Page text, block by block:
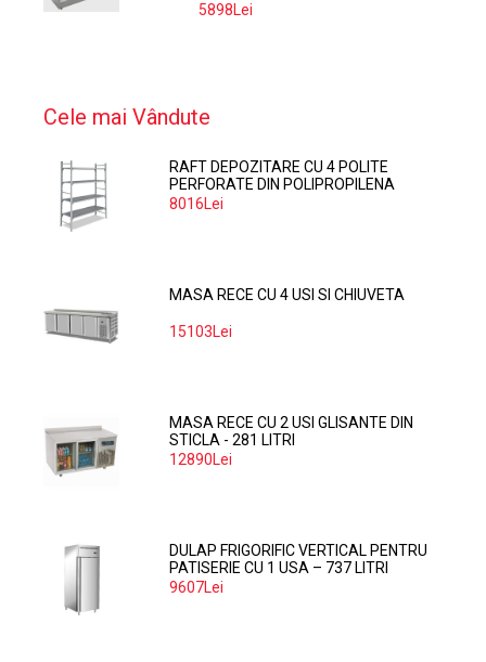
5898Lei
Cele mai Vândute
RAFT DEPOZITARE CU 4 POLITE
PERFORATE DIN POLIPROPILENA
374*60 CM
8016Lei
MASA RECE CU 4 USI SI CHIUVETA
15103Lei
MASA RECE CU 2 USI GLISANTE DIN
STICLA - 281 LITRI
12890Lei
DULAP FRIGORIFIC VERTICAL PENTRU
PATISERIE CU 1 USA – 737 LITRI
9607Lei